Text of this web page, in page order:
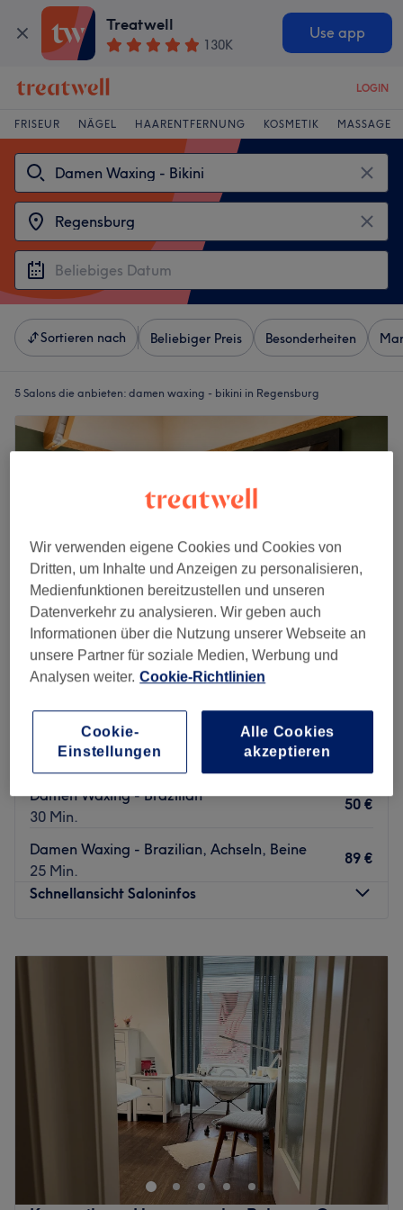
Treatwell
130K
Use app
LOGIN
FRISEUR NÄGEL HAARENTFERNUNG KOSMETIK MASSAGE
Sortieren nach Beliebiger Preis Besonderheiten
5 Salons die anbieten: damen waxing - bikini in Regensburg
Hausmann Kosmetik
Beratzhausen, Bayern
Auf Karte anzeigen
Damen Waxing - Bikini
25 Min.
Damen Waxing - Brazilian
30 Min.
50 €
Damen Waxing - Brazilian, Achseln, Beine
25 Min.
89 €
Schnellansicht Saloninfos
16:00
19:30
16:00 – 19:30
Donnerstag
16:00 – 19:30
16:00 –
19:30
10:00 –
13:00
11:00– 13:30
Bei Hausmann Kosmetik in Beratzhausen kannst du dem
Alltagsstress entkommen und dich dabei rundum
verschönern lassen. Hier erwarten dich wohltuende
Gesichtsbehandlungen, ausführliche Beratungen und
andere fabelhafte Beauty-Anwendungen. Vergiss den
Wir verwenden eigene Cookies und Cookies von
Dritten, um Inhalte und Anzeigen zu personalisieren,
Medienfunktionen bereitzustellen und unseren
Datenverkehr zu analysieren. Wir geben auch
Informationen über die Nutzung unserer Webseite an
unsere Partner für soziale Medien, Werbung und
Analysen weiter. Cookie-Richtlinien
Cookie-
Einstellungen
Alle Cookies
akzeptieren